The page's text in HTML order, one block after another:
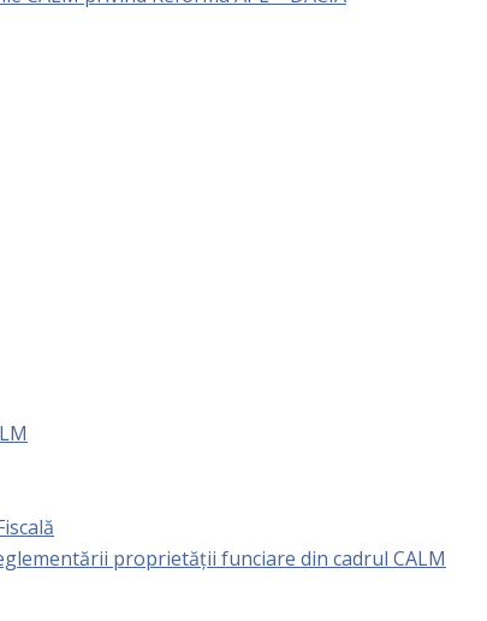
proprietăţii funciare din cadrul CALM